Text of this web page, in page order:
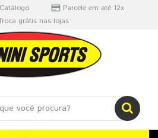
Catálogo
Parcele em até 12x
grátis nas lojas